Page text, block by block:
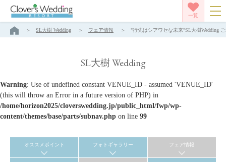
一覧
SL大樹 Wedding フェア情報 "行先はシアワセな未来"SL大樹Wedding
SL大樹 Wedding
Warning: Use of undefined constant VENUE_ID - assumed 'VENUE_ID'
(this will throw an Error in a future version of PHP) in
/home/horizon2025/cloverswedding.jp/public_html/fwp/wp-
content/themes/base/parts/subnav.php on line 99
オススメポイント フォトギャラリー フェア情報